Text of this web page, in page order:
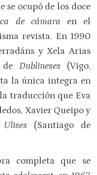
se ocupó de los doce
de cámara en el
revista. En 1990
y Xela Arias
Dublineses (Vigo,
la única integra en
traducción que Eva
Xavier Queipo y
Ulises (Santiago de
completa que se